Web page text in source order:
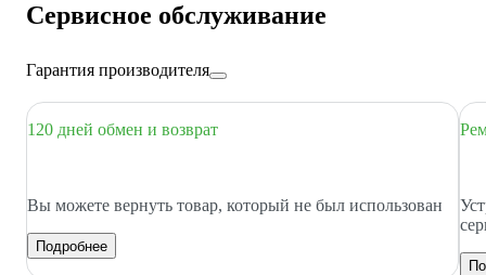
Сервисное обслуживание
Гарантия производителя
120 дней обмен и возврат
Вы можете вернуть товар, который не был использован
Подробнее